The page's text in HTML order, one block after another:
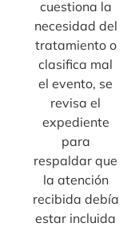
cuestiona la
necesidad del
tratamiento o
clasifica mal
el evento, se
revisa el
expediente
para
respaldar que
la atención
recibida debía
estar incluida